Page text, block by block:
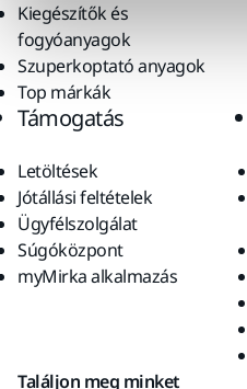
Kiegészítők és
fogyóanyagok
Szuperkoptató anyagok
Top márkák
Támogatás
Letöltések
Jótállási feltételek
Ügyfélszolgálat
Súgóközpont
myMirka alkalmazás
Találjon meg minket